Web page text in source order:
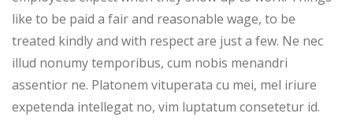
like to be paid a fair and reasonable wage, to be
treated kindly and with respect are just a few. Ne nec
illud nonumy temporibus, cum nobis menandri
assentior ne. Platonem vituperata cu mei, mel iriure
expetenda intellegat no, vim luptatum consetetur id.